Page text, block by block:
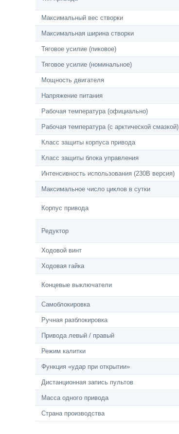
Максимальный вес створки
Максимальная ширина створки
Тяговое усилие (пиковое)
Тяговое усилие (номинальное)
Мощность двигателя
Напряжение питания
Рабочая температура (официально)
Рабочая температура (с арктической смазкой)
Класс защиты корпуса привода
Класс защиты блока управления
Интенсивность использования (230В версия)
Максимальное число циклов в сутки
Корпус привода
Редуктор
Ходовой винт
Ходовая гайка
Концевые выключатели
Самоблокировка
Ручная разблокировка
Привода левый / правый
Режим калитки
Функция «удар при открытии»
Дистанционная запись пультов
Масса одного привода
Страна производства